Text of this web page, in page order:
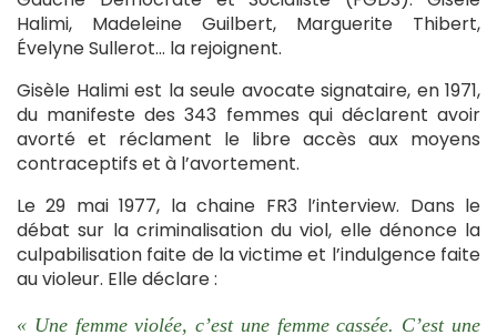
Halimi, Madeleine Guilbert, Marguerite Thibert,
Évelyne Sullerot… la rejoignent.
Gisèle Halimi est la seule avocate signataire, en 1971,
du manifeste des 343 femmes qui déclarent avoir
avorté et réclament le libre accès aux moyens
contraceptifs et à l’avortement.
Le 29 mai 1977, la chaine FR3 l’interview. Dans le
débat sur la criminalisation du viol, elle dénonce la
culpabilisation faite de la victime et l’indulgence faite
au violeur. Elle déclare :
« Une femme violée, c’est une femme cassée. C’est une